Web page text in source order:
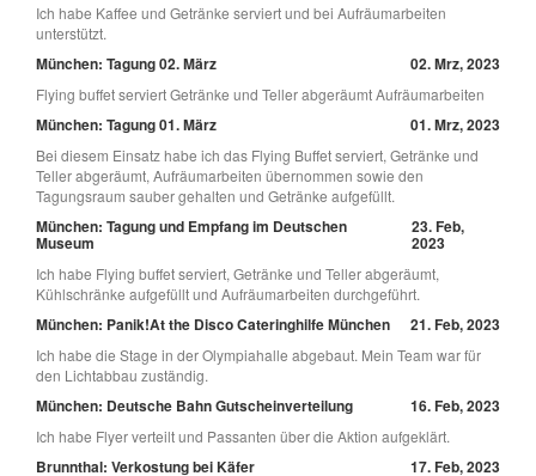
Ich habe Kaffee und Getränke serviert und bei Aufräumarbeiten
unterstützt.
München: Tagung 02. März 02. Mrz, 2023
Flying buffet serviert Getränke und Teller abgeräumt Aufräumarbeiten
München: Tagung 01. März 01. Mrz, 2023
Bei diesem Einsatz habe ich das Flying Buffet serviert, Getränke und
Teller abgeräumt, Aufräumarbeiten übernommen sowie den
Tagungsraum sauber gehalten und Getränke aufgefüllt.
München: Tagung und Empfang im Deutschen
Museum
23. Feb,
2023
Ich habe Flying buffet serviert, Getränke und Teller abgeräumt,
Kühlschränke aufgefüllt und Aufräumarbeiten durchgeführt.
München: Panik!At the Disco Cateringhilfe München 21. Feb, 2023
Ich habe die Stage in der Olympiahalle abgebaut. Mein Team war für
den Lichtabbau zuständig.
München: Deutsche Bahn Gutscheinverteilung 16. Feb, 2023
Ich habe Flyer verteilt und Passanten über die Aktion aufgeklärt.
Brunnthal: Verkostung bei Käfer 17. Feb, 2023